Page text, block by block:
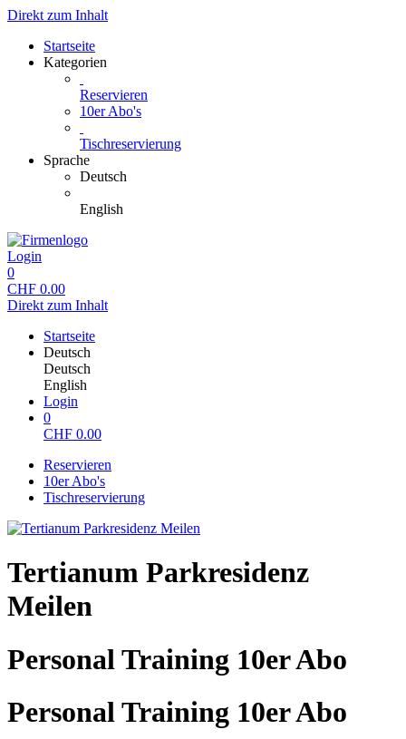
Direkt zum Inhalt
Startseite
Kategorien
Reservieren
10er Abo's
Tischreservierung
Sprache
Deutsch
English
Login
0
CHF 0.00
Direkt zum Inhalt
Startseite
Deutsch
Deutsch
English
Login
0
CHF 0.00
Reservieren
10er Abo's
Tischreservierung
Tertianum Parkresidenz
Meilen
Personal Training 10er Abo
Personal Training 10er Abo